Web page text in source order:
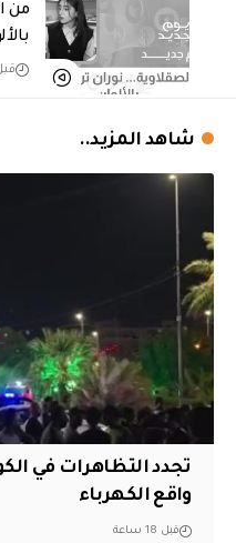
من
قبل 23
شاهد المزيد..
تجدد التظاهرات في
واقع الكهرباء
قبل 18 ساعة